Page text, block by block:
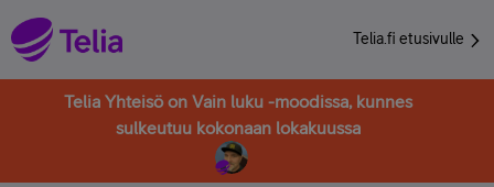
Telia.fi etusivulle
Telia Yhteisö on Vain luku -moodissa, kunnes
sulkeutuu kokonaan lokakuussa